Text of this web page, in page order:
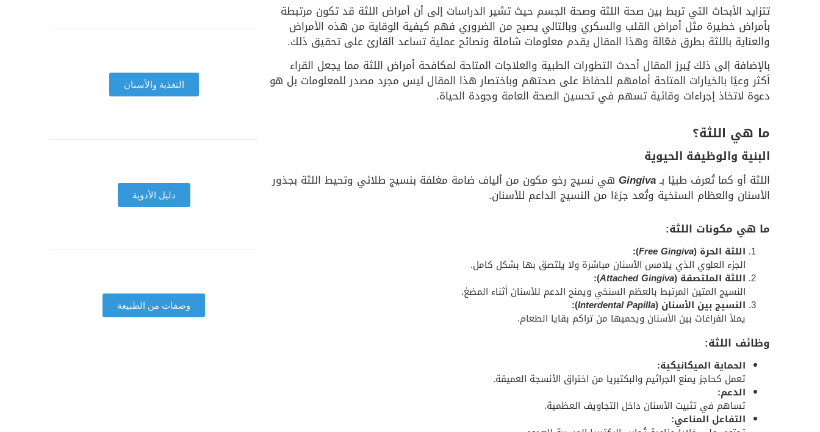
تتزايد الأبحاث التي تربط بين صحة اللثة وصحة الجسم حيث تشير الدراسات إلى أن أمراض اللثة قد تكون مرتبطة
بأمراض خطيرة مثل أمراض القلب والسكري وبالتالي يصبح من الضروري فهم كيفية الوقاية من هذه الأمراض
والعناية باللثة بطرق فعّالة وهذا المقال يقدم معلومات شاملة ونصائح عملية تساعد القارئ على تحقيق ذلك.
بالإضافة إلى ذلك يُبرز المقال أحدث التطورات الطبية والعلاجات المتاحة لمكافحة أمراض اللثة مما يجعل القراء
أكثر وعيًا بالخيارات المتاحة أمامهم للحفاظ على صحتهم وباختصار هذا المقال ليس مجرد مصدر للمعلومات بل هو
دعوة لاتخاذ إجراءات وقائية تسهم في تحسين الصحة العامة وجودة الحياة.
ما هي اللثة؟
البنية والوظيفة الحيوية
اللثة أو كما تُعرف طبيًا بـGingiva هي نسيج رخو مكون من ألياف ضامة مغلفة بنسيج طلائي وتحيط اللثة بجذور
الأسنان والعظام السنخية وتُعد جزءًا من النسيج الداعم للأسنان.
ما هي مكونات اللثة:
اللثة الحرة (Free Gingiva
):
الجزء العلوي الذي يلامس الأسنان مباشرة ولا يلتصق بها بشكل كامل.
اللثة الملتصقة (Attached Gingiva
):
النسيج المتين المرتبط بالعظم السنخي ويمنح الدعم للأسنان أثناء المضغ.
النسيج بين الأسنان (Interdental Papilla
):
يملأ الفراغات بين الأسنان ويحميها من تراكم بقايا الطعام.
وظائف اللثة:
الحماية الميكانيكية:
تعمل كحاجز يمنع الجراثيم والبكتيريا من اختراق الأنسجة العميقة.
الدعم:
تساهم في تثبيت الأسنان داخل التجاويف العظمية.
التفاعل المناعي:
التغذية والأسنان
دليل الأدوية
وصفات من الطبيعة